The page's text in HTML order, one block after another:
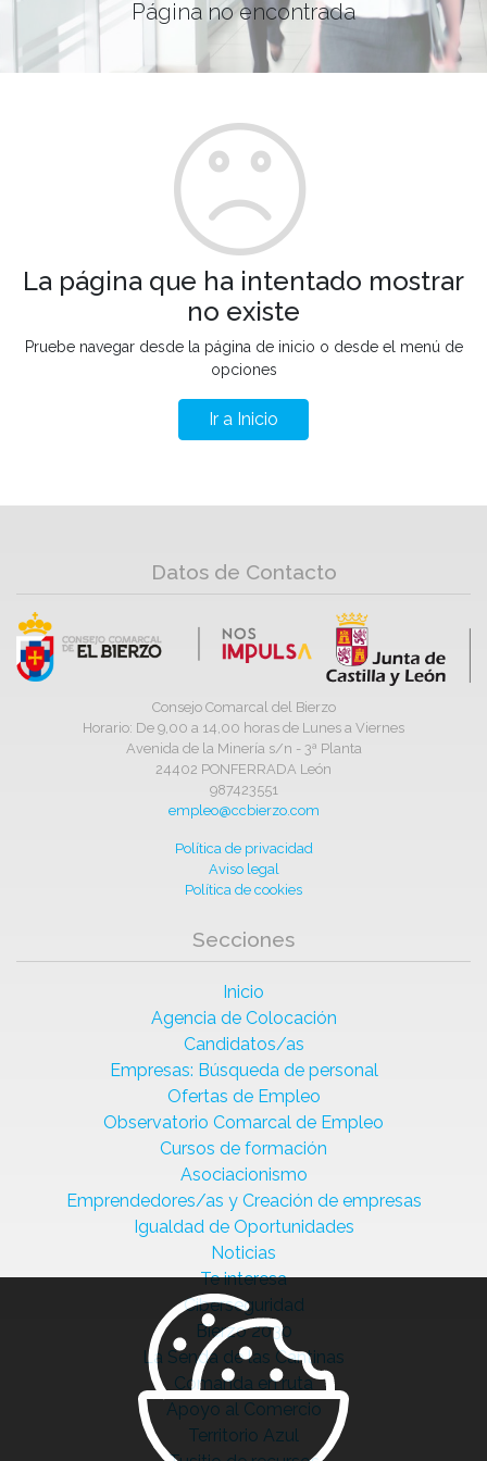
Página no encontrada
La página que ha intentado mostrar
no existe
Pruebe navegar desde la página de inicio o desde el menú de
opciones
Ir a Inicio
Datos de Contacto
Consejo Comarcal del Bierzo
Horario: De 9,00 a 14,00 horas de Lunes a Viernes
Avenida de la Minería s/n - 3ª Planta
24402 PONFERRADA León
987423551
empleo@ccbierzo.com
Política de privacidad
Aviso legal
Política de cookies
Secciones
Inicio
Agencia de Colocación
Candidatos/as
Empresas: Búsqueda de personal
Ofertas de Empleo
Observatorio Comarcal de Empleo
Cursos de formación
Asociacionismo
Emprendedores/as y Creación de empresas
Igualdad de Oportunidades
Noticias
Te interesa
Ciberseguridad
Bierzo 2030
La Senda de las Cantinas
Comanda en ruta
Apoyo al Comercio
Territorio Azul